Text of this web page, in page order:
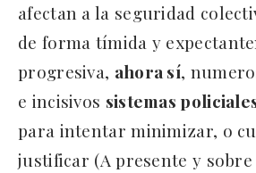
afectan a la seguridad
de forma tímida y
progresiva, ahora sí,
e incisivos sistemas
para intentar minimizar, o
justificar (A presente y